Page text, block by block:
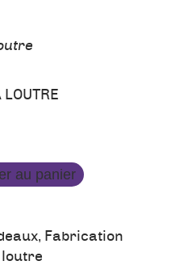
LOUTRE
au panier
, Fabrication
loutre